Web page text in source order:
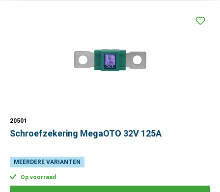
20501
Schroefzekering MegaOTO 32V 125A
MEERDERE VARIANTEN
Op voorraad